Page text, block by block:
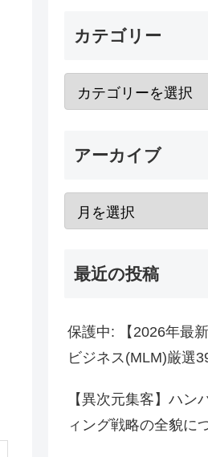
カテゴリー
アーカイブ
最近の投稿
保護中: 【2026年最
ビジネス(MLM)厳選
【異次元集客】ハン
ィング戦略の全貌に